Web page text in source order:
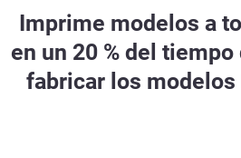
Imprime modelos a
en un 20 % del
fabricar los